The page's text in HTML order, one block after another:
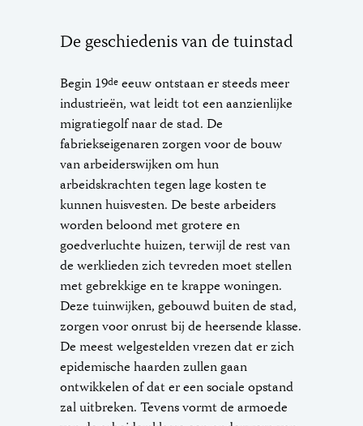
De geschiedenis van de tuinstad
Begin 19deeeuw ontstaan er steeds meer
industrieën, wat leidt tot een aanzienlijke
migratiegolf naar de stad. De
fabriekseigenaren zorgen voor de bouw
van arbeiderswijken om hun
arbeidskrachten tegen lage kosten te
kunnen huisvesten. De beste arbeiders
worden beloond met grotere en
goedverluchte huizen, terwijl de rest van
de werklieden zich tevreden moet stellen
met gebrekkige en te krappe woningen.
Deze tuinwijken, gebouwd buiten de stad,
zorgen voor onrust bij de heersende klasse.
De meest welgestelden vrezen dat er zich
epidemische haarden zullen gaan
ontwikkelen of dat er een sociale opstand
zal uitbreken. Tevens vormt de armoede